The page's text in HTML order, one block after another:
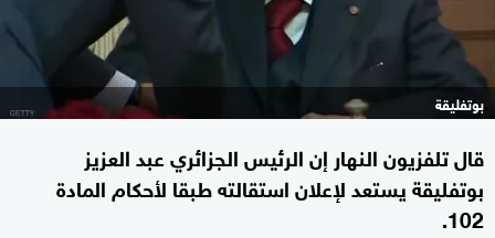
بوتفليقة
قال تلفزيون النهار إن الرئيس الجزائري عبد العزيز
بوتفليقة يستعد لإعلان استقالته طبقا لأحكام المادة
102.